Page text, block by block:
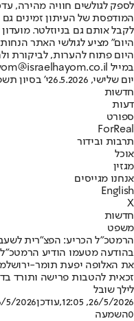
לספק לגולשים חוויה מהירה,
המודפסת של העיתון זמינים
לקבל אותם גם בניוזלטר.
היום" מציע לגולשי האתר
היום פתוח להערות, לביקורת
במייל hayom@israelhayom.co.il.
יום שלישי, 26.5.2026
י' בסיון
חדשות
דעות
ספורט
ForReal
תרבות ובידור
אוכל
מגזין
אנחנו מגייסים
English
X
חדשות
משפט
הרמטכ"ל הכריע: הפצ"רית
בהודעה מטעמו הודיע הרמטכ"ל
את האלופה יפעת תומר-
זכאית להטבות פרישה ותורד
לילך שובל
26/5/2026, 12:05
,עודכן2026, 14:46
0השמעה